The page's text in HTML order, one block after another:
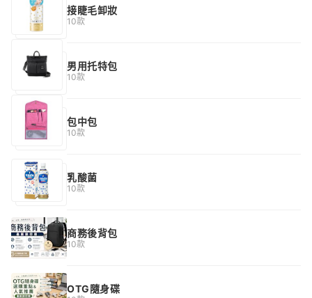
接睫毛卸妝
10款
男用托特包
10款
包中包
10款
乳酸菌
10款
商務後背包
10款
OTG隨身碟